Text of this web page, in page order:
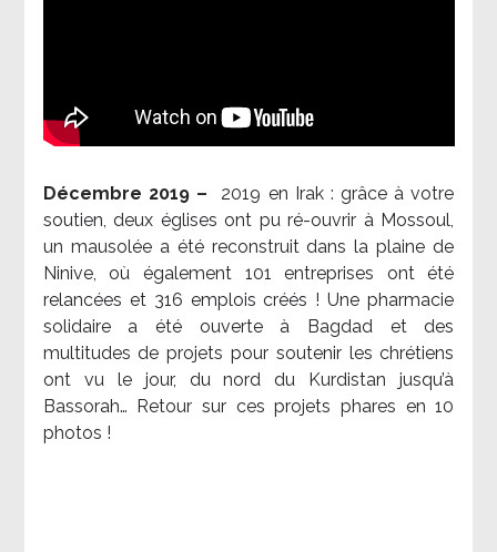
Décembre 2019 – 2019 en Irak : grâce à votre
soutien, deux églises ont pu ré-ouvrir à Mossoul,
un mausolée a été reconstruit dans la plaine de
Ninive, où également 101 entreprises ont été
relancées et 316 emplois créés ! Une pharmacie
solidaire a été ouverte à Bagdad et des
multitudes de projets pour soutenir les chrétiens
ont vu le jour, du nord du Kurdistan jusqu’à
Bassorah… Retour sur ces projets phares en 10
photos !